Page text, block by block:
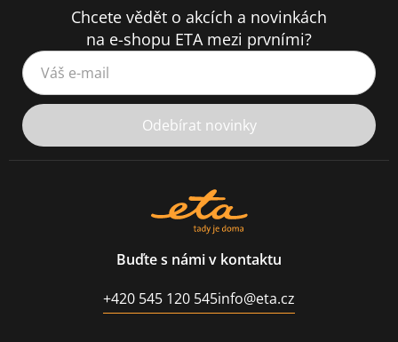
Chcete vědět o akcích a novinkách
na e-shopu ETA mezi prvními?
Váš e-mail
Odebírat novinky
Buďte s námi v kontaktu
+420 545 120 545info@eta.cz